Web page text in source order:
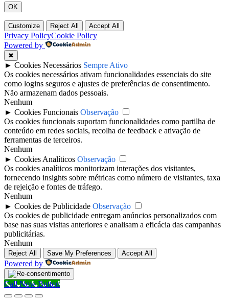
OK
Customize Reject All Accept All
Privacy PolicyCookie Policy
Powered by
✖
► Cookies Necessários Sempre Ativo
Os cookies necessários ativam funcionalidades essenciais do site
como logins seguros e ajustes de preferências de consentimento.
Não armazenam dados pessoais.
Nenhum
► Cookies Funcionais Observação
Os cookies funcionais suportam funcionalidades como partilha de
conteúdo em redes sociais, recolha de feedback e ativação de
ferramentas de terceiros.
Nenhum
► Cookies Analíticos Observação
Os cookies analíticos monitorizam interações dos visitantes,
fornecendo insights sobre métricas como número de visitantes, taxa
de rejeição e fontes de tráfego.
Nenhum
► Cookies de Publicidade Observação
Os cookies de publicidade entregam anúncios personalizados com
base nas suas visitas anteriores e analisam a eficácia das campanhas
publicitárias.
Nenhum
Reject All Save My Preferences Accept All
Powered by
Call Now Button